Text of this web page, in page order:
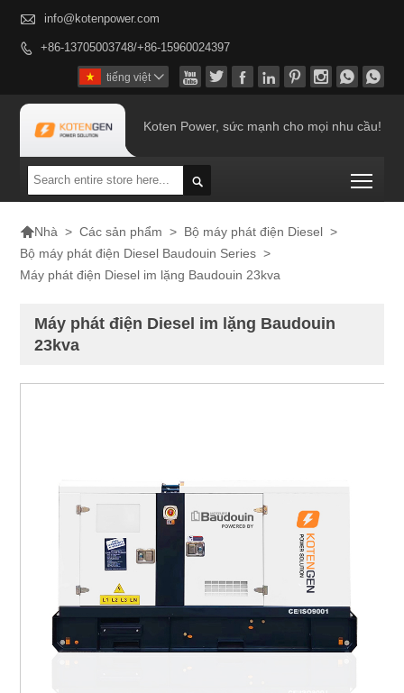
 info@kotenpower.com
 +86-13705003748/+86-15960024397
       
tiếng việt 
Koten Power, sức mạnh cho mọi nhu cầu!

Nhà > Các sản phẩm > Bộ máy phát điện Diesel >
Bộ máy phát điện Diesel Baudouin Series >
Máy phát điện Diesel im lặng Baudouin 23kva
Máy phát điện Diesel im lặng Baudouin
23kva